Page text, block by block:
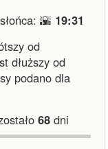
🌇 19:31
od
dłuższy od
podano dla
68 dni